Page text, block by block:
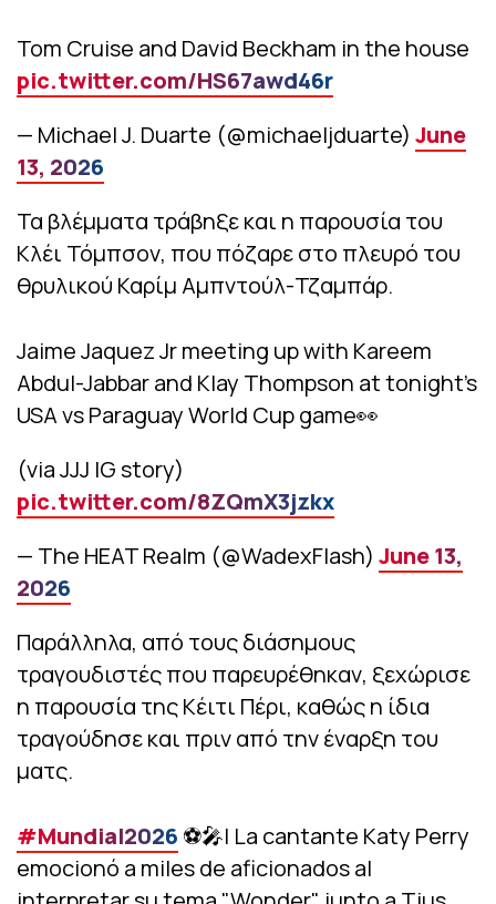
Tom Cruise and David Beckham in the house
pic.twitter.com/HS67awd46r
— Michael J. Duarte (@michaeljduarte) June
13, 2026
Τα βλέμματα τράβηξε και η παρουσία του
Κλέι Τόμπσον, που πόζαρε στο πλευρό του
θρυλικού Καρίμ Αμπντούλ-Τζαμπάρ.
Jaime Jaquez Jr meeting up with Kareem
Abdul-Jabbar and Klay Thompson at tonight’s
USA vs Paraguay World Cup game👀
(via JJJ IG story)
pic.twitter.com/8ZQmX3jzkx
— The HEAT Realm (@WadexFlash) June 13,
2026
Παράλληλα, από τους διάσημους
τραγουδιστές που παρευρέθηκαν, ξεχώρισε
η παρουσία της Κέιτι Πέρι, καθώς η ίδια
τραγούδησε και πριν από την έναρξη του
ματς.
#Mundial2026 ⚽🎤| La cantante Katy Perry
emocionó a miles de aficionados al